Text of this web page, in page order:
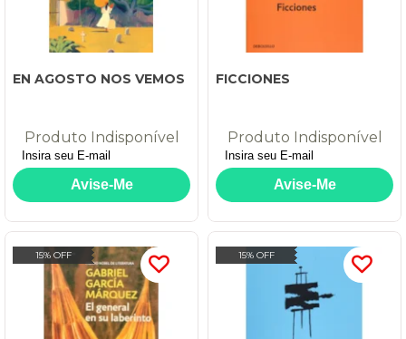
EN AGOSTO NOS VEMOS
Produto Indisponível
FICCIONES
Produto Indisponível
15% OFF 15% OFF